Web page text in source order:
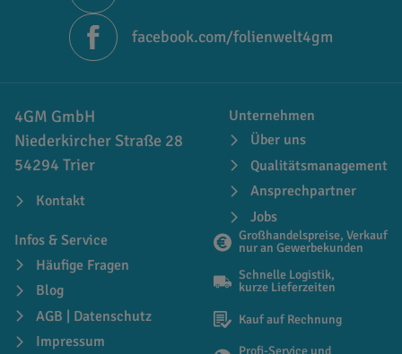
facebook.com/folienwelt4gm
4GM GmbH
Niederkircher Straße 28
54294 Trier
Kontakt
Unternehmen
Über uns
Qualitätsmanagement
Ansprechpartner
Jobs
Infos & Service
Häufige Fragen
Blog
AGB | Datenschutz
Impressum
Großhandelspreise, Verkauf
nur an Gewerbekunden
Schnelle Logistik,
kurze Lieferzeiten
Kauf auf Rechnung
Profi-Service und